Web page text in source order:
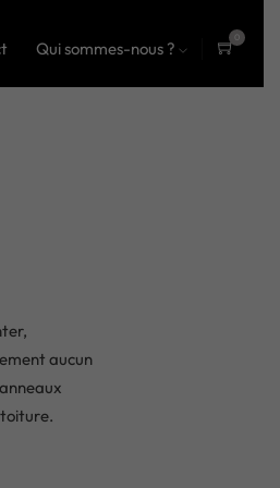
Qui sommes-nous ?
0
aucun